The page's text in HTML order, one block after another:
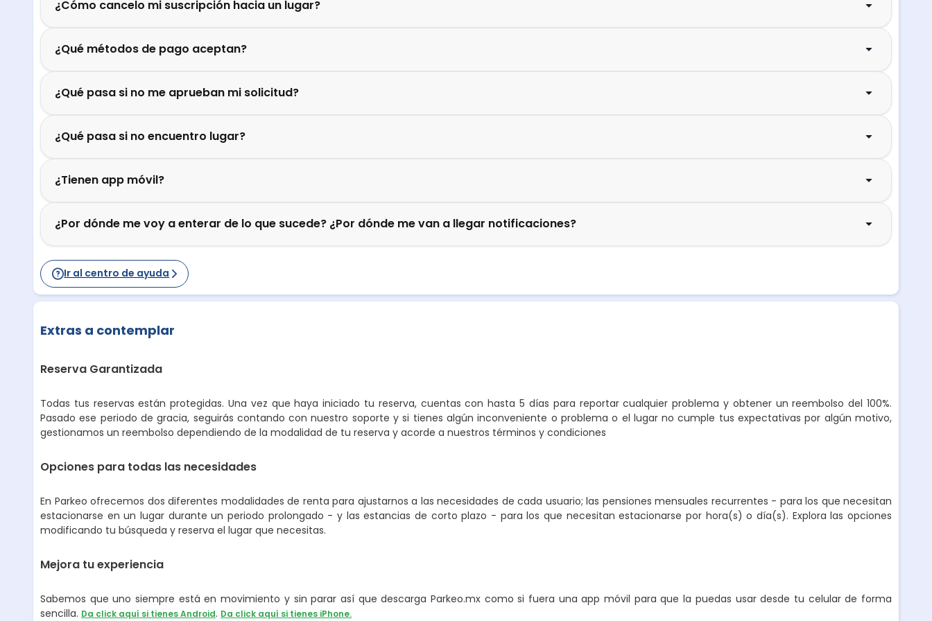
¿Cómo cancelo mi suscripción hacia un lugar?
¿Qué métodos de pago aceptan?
¿Qué pasa si no me aprueban mi solicitud?
¿Qué pasa si no encuentro lugar?
¿Tienen app móvil?
¿Por dónde me voy a enterar de lo que sucede? ¿Por dónde me van a llegar notificaciones?
Ir al centro de ayuda
Extras a contemplar
Reserva Garantizada
Todas tus reservas están protegidas. Una vez que haya iniciado tu reserva, cuentas con hasta 5 días para reportar cualquier problema y obtener un reembolso del 100%.
Pasado ese periodo de gracia, seguirás contando con nuestro soporte y si tienes algún inconveniente o problema o el lugar no cumple tus expectativas por algún motivo,
gestionamos un reembolso dependiendo de la modalidad de tu reserva y acorde a nuestros términos y condiciones
Opciones para todas las necesidades
En Parkeo ofrecemos dos diferentes modalidades de renta para ajustarnos a las necesidades de cada usuario; las pensiones mensuales recurrentes - para los que necesitan
estacionarse en un lugar durante un periodo prolongado - y las estancias de corto plazo - para los que necesitan estacionarse por hora(s) o día(s). Explora las opciones
modificando tu búsqueda y reserva el lugar que necesitas.
Mejora tu experiencia
Sabemos que uno siempre está en movimiento y sin parar así que descarga Parkeo.mx como si fuera una app móvil para que la puedas usar desde tu celular de forma
sencilla. Da click aquí si tienes Android. Da click aquí si tienes iPhone.